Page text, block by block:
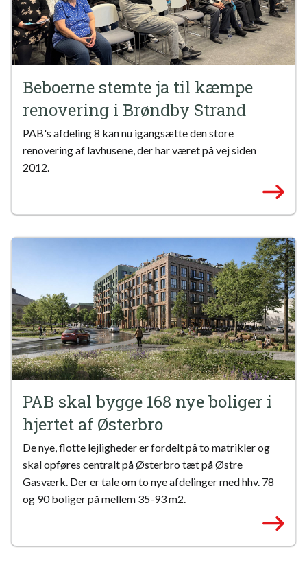
Beboerne stemte ja til kæmpe
renovering i Brøndby Strand
PAB's afdeling 8 kan nu igangsætte den store
renovering af lavhusene, der har været på vej siden
2012.
PAB skal bygge 168 nye boliger i
hjertet af Østerbro
De nye, flotte lejligheder er fordelt på to matrikler og
skal opføres centralt på Østerbro tæt på Østre
Gasværk. Der er tale om to nye afdelinger med hhv. 78
og 90 boliger på mellem 35-93 m2.